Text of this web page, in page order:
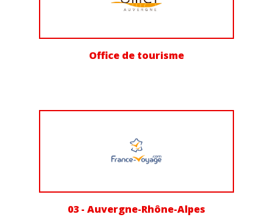
Office de tourisme
03 - Auvergne-Rhône-Alpes